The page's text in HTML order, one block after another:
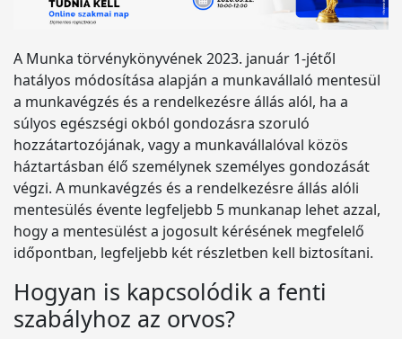
A Munka törvénykönyvének 2023. január 1-jétől
hatályos módosítása alapján a munkavállaló mentesül
a munkavégzés és a rendelkezésre állás alól, ha a
súlyos egészségi okból gondozásra szoruló
hozzátartozójának, vagy a munkavállalóval közös
háztartásban élő személynek személyes gondozását
végzi. A munkavégzés és a rendelkezésre állás alóli
mentesülés évente legfeljebb 5 munkanap lehet azzal,
hogy a mentesülést a jogosult kérésének megfelelő
időpontban, legfeljebb két részletben kell biztosítani.
Hogyan is kapcsolódik a fenti
szabályhoz az orvos?